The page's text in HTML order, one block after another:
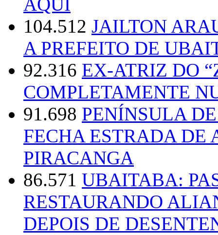
AQUI
104.512 JAILTON
A PREFEITO DE
92.316 EX-ATRIZ DO
COMPLETAMENTE
91.698 PENÍNSULA
FECHA ESTRADA DE
PIRACANGA
86.571 UBAITABA:
RESTAURANDO
DEPOIS DE